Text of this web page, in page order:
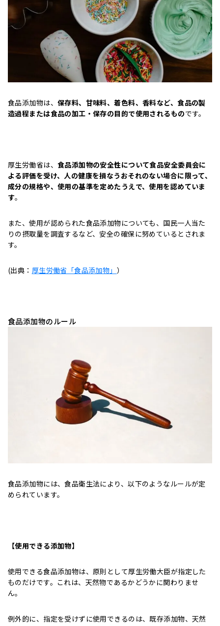
食品添加物は、 保存料、甘味料、着色料、香料など、食品の製
造過程または食品の加工・保存の目的で使用されるものです。
厚生労働省は、 食品添加物の安全性について食品安全委員会に
よる評価を受け、人の健康を損なうおそれのない場合に限って、
成分の規格や、使用の基準を定めたうえで、使用を認めていま
す。
また、使用が認められた食品添加物についても、国民一人当た
りの摂取量を調査するなど、安全の確保に努めているとされま
す。
(出典： 厚生労働省「食品添加物」 ）
食品添加物のルール
食品添加物には、食品衛生法により、以下のようなルールが定
められています。
【使用できる添加物】
使用できる食品添加物は、原則として厚生労働大臣が指定した
ものだけです。これは、天然物であるかどうかに関わりませ
ん。
例外的に、指定を受けずに使用できるのは、既存添加物、天然